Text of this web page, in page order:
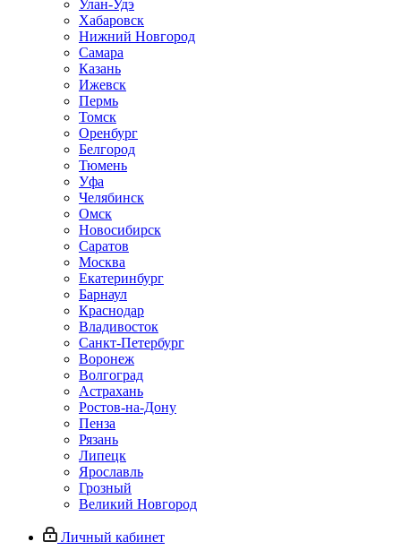
Улан-Удэ
Хабаровск
Нижний Новгород
Самара
Казань
Ижевск
Пермь
Томск
Оренбург
Белгород
Тюмень
Уфа
Челябинск
Омск
Новосибирск
Саратов
Москва
Екатеринбург
Барнаул
Краснодар
Владивосток
Санкт-Петербург
Воронеж
Волгоград
Астрахань
Ростов-на-Дону
Пенза
Рязань
Липецк
Ярославль
Грозный
Великий Новгород
Личный кабинет